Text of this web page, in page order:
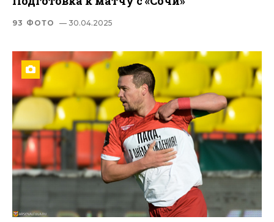
93 ФОТО — 30.04.2025